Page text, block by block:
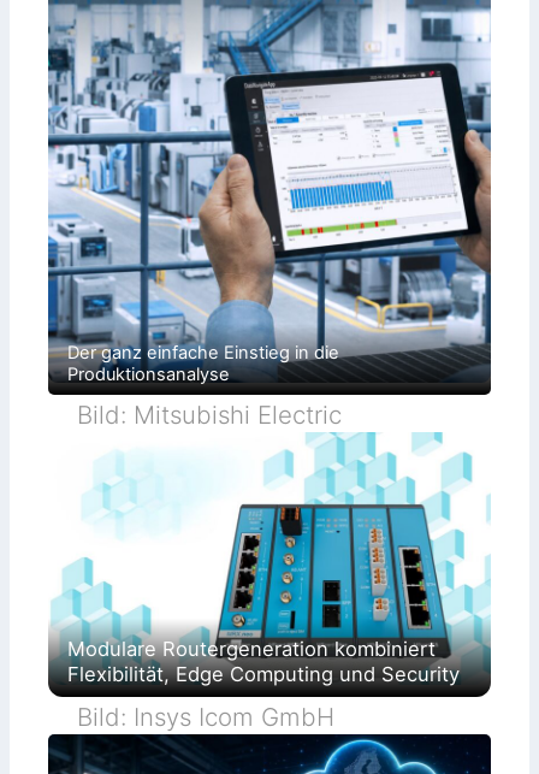
Der ganz einfache Einstieg in die
Produktionsanalyse
Bild: Mitsubishi Electric
Modulare Routergeneration kombiniert
Flexibilität, Edge Computing und Security
Bild: Insys Icom GmbH